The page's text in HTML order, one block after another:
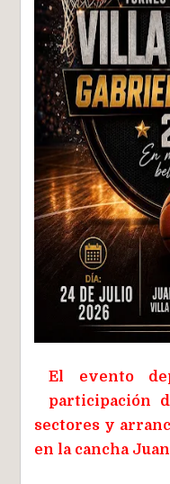
El evento
participación
sectores y
en la cancha